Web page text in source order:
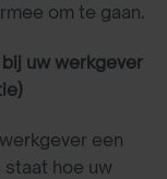
om te gaan.
uw werkgever
een
hoe uw